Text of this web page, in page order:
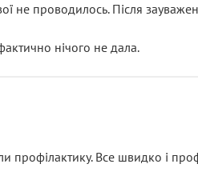
не проводилось. Після
нічого не дала.
профілактику. Все швидко і